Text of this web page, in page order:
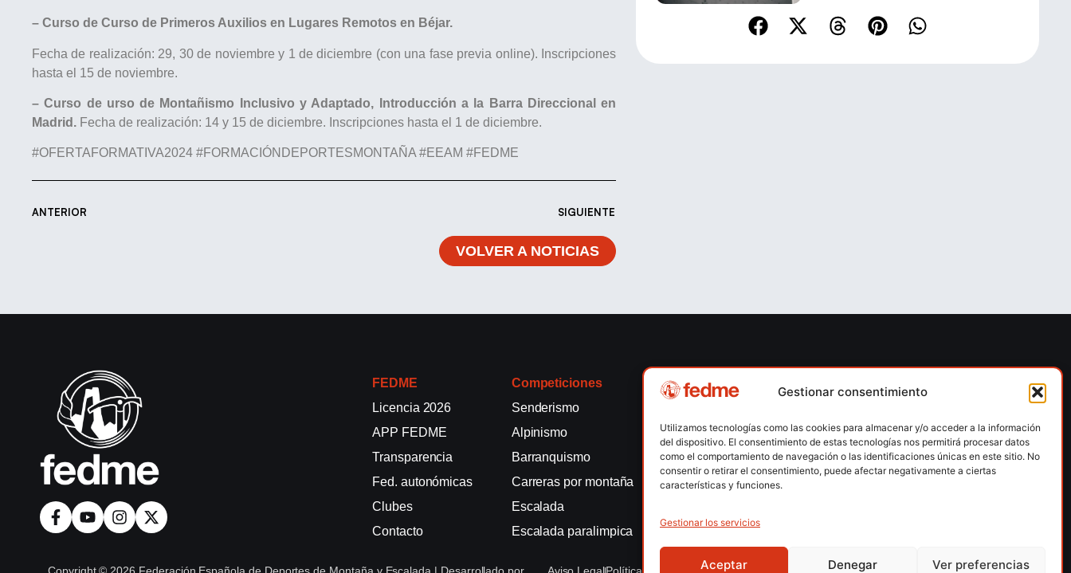
Gestionar consentimiento
Utilizamos tecnologías como las cookies para almacenar y/o acceder a la información
del dispositivo. El consentimiento de estas tecnologías nos permitirá procesar datos
como el comportamiento de navegación o las identificaciones únicas en este sitio. No
consentir o retirar el consentimiento, puede afectar negativamente a ciertas
características y funciones.
Gestionar los servicios
Aceptar Denegar Ver preferencias
– Curso de Curso de Primeros Auxilios en Lugares Remotos en Béjar.
Fecha de realización: 29, 30 de noviembre y 1 de diciembre (con una fase previa online). Inscripciones
hasta el 15 de noviembre.
– Curso de urso de Montañismo Inclusivo y Adaptado, Introducción a la Barra Direccional en
Madrid. Fecha de realización: 14 y 15 de diciembre. Inscripciones hasta el 1 de diciembre.
#OFERTAFORMATIVA2024 #FORMACIÓNDEPORTESMONTAÑA #EEAM #FEDME
ANTERIOR SIGUIENTE
VOLVER A NOTICIAS
FEDME
Licencia 2026
APP FEDME
Transparencia
Fed. autonómicas
Clubes
Contacto
Competiciones
Senderismo
Alpinismo
Barranquismo
Carreras por montaña
Escalada
Escalada paralimpica
Competiciones
Escalada en hielo
Esquí de montaña
Marcha Nórdica
Snowrunning / Skysnow
Barcelona
fedme@fedme.es
934 264 267